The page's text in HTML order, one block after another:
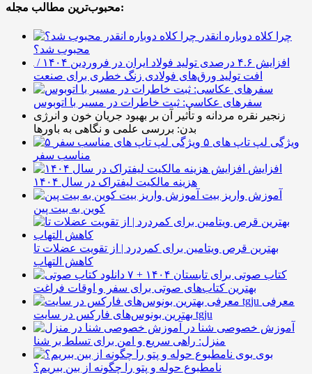
محبوب‌ترین مطالب مجله:
چرا کلاه دوباره انقدر
محبوب شد؟
افزایش ۴.۶ درصدی تولید فولاد ایران در فروردین ۱۴۰۴ /
افت تولید ورق‌های فولادی زنگ خطری برای صنعت
سفرهای عکاسی: ثبت خاطرات در مسیر با اتوبوس
زنجیر نقره مردانه و تأثیر آن بر بهبود جریان خون و انرژی
بدن: بررسی علمی و نگاهی به باورها
۵ ویژگی لپ تاپ های
مناسب سفر
افزایش
هزینه مالکیت لیفتراک در سال ۱۴۰۴
آموزش واریز بیت
کوین به بیت پین
بهترین قرص ویتامین برای کمردرد | از تقویت عضلات تا
کاهش التهاب
۷ کتاب صوتی برای تابستان ۱۴۰۴ +
بهترین کتاب‌های صوتی برای سفر و اوقات فراغت
معرفی
بهترین بونوس‌های فارکس در سایت tgju
آموزش خصوصی شنا در
منزل: راهی سریع و امن برای تسلط بر شنا
بوی
نامطبوع حوله و پتو را چگونه از بین ببریم؟